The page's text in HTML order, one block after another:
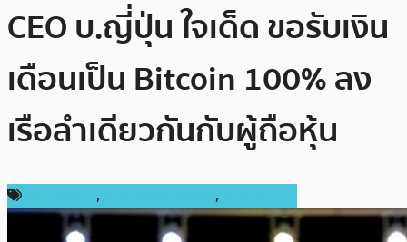
CEO บ.ญี่ปุ่น ใจเด็ด ขอรับเงิน
เดือนเป็น Bitcoin 100% ลง
เรือลำเดียวกันกับผู้ถือหุ้น
, ,